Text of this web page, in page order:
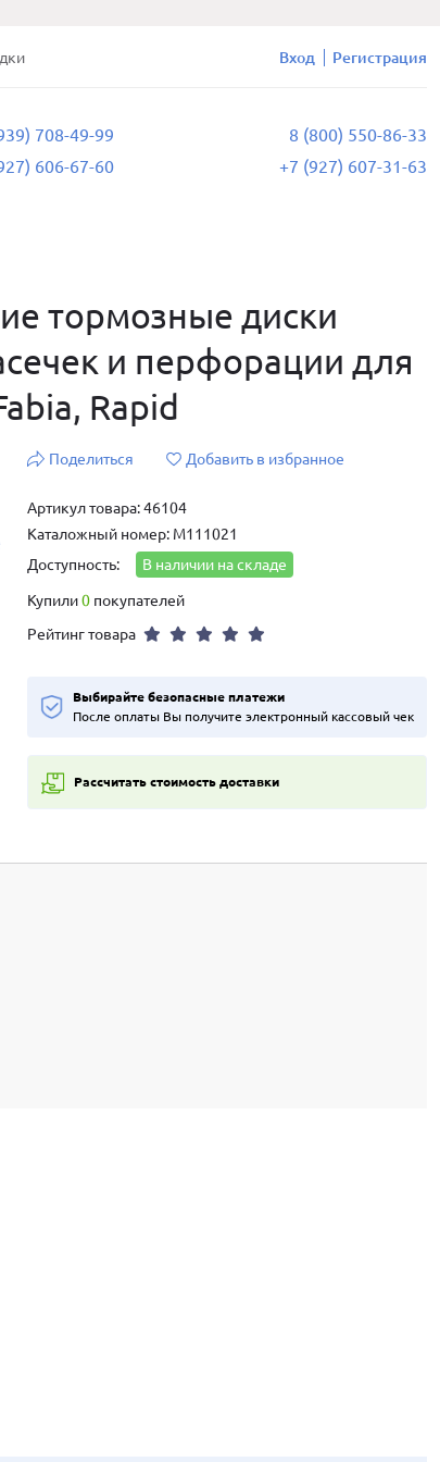
Вход Регистрация
708-49-99
606-67-60
8 (800) 550-86-33
+7 (927) 607-31-63
тормозные диски
и перфорации для
Rapid
Поделиться Добавить в избранное
Артикул товара: 46104
Каталожный номер: M111021
Доступность:
В наличии на складе
Купили0 покупателей
Рейтинг товара
Выбирайте безопасные платежи
После оплаты Вы получите электронный кассовый чек
Рассчитать стоимость доставки